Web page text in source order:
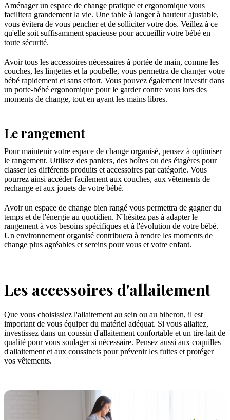
Aménager un espace de change pratique et ergonomique vous
facilitera grandement la vie. Une table à langer à hauteur ajustable,
vous évitera de vous pencher et de solliciter votre dos. Veillez à ce
qu'elle soit suffisamment spacieuse pour accueillir votre bébé en
toute sécurité.
Avoir tous les accessoires nécessaires à portée de main, comme les
couches, les lingettes et la poubelle, vous permettra de changer votre
bébé rapidement et sans effort. Vous pouvez également investir dans
un porte-bébé ergonomique pour le garder contre vous lors des
moments de change, tout en ayant les mains libres.
Le rangement
Pour maintenir votre espace de change organisé, pensez à optimiser
le rangement. Utilisez des paniers, des boîtes ou des étagères pour
classer les différents produits et accessoires par catégorie. Vous
pourrez ainsi accéder facilement aux couches, aux vêtements de
rechange et aux jouets de votre bébé.
Avoir un espace de change bien rangé vous permettra de gagner du
temps et de l'énergie au quotidien. N'hésitez pas à adapter le
rangement à vos besoins spécifiques et à l'évolution de votre bébé.
Un environnement organisé contribuera à rendre les moments de
change plus agréables et sereins pour vous et votre enfant.
Les accessoires d'allaitement
Que vous choisissiez l'allaitement au sein ou au biberon, il est
important de vous équiper du matériel adéquat. Si vous allaitez,
investissez dans un coussin d'allaitement confortable et un tire-lait de
qualité pour vous soulager si nécessaire. Pensez aussi aux coquilles
d'allaitement et aux coussinets pour prévenir les fuites et protéger
vos vêtements.